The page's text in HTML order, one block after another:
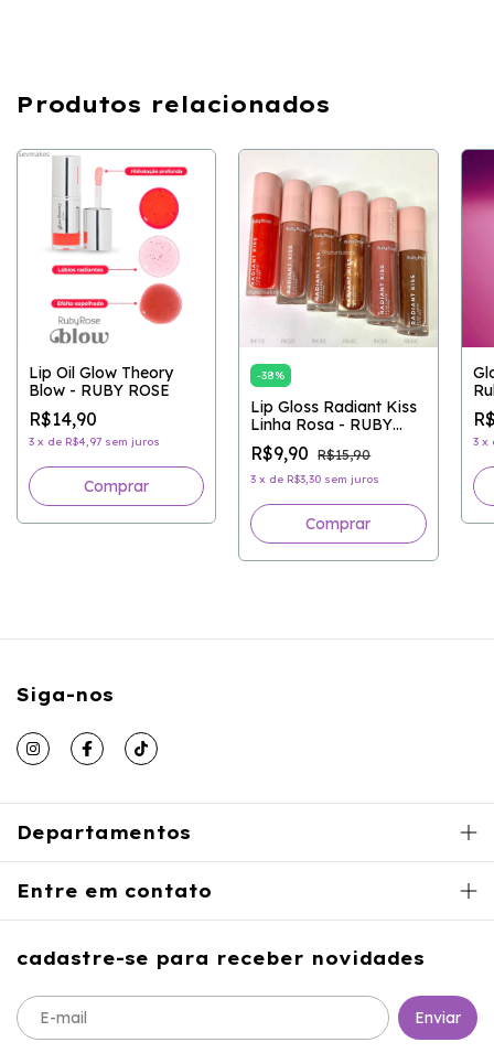
Produtos relacionados
Lip Oil Glow Theory
Blow - RUBY ROSE
R$14,90
3 x de R$4,97 sem juros
Comprar
-38%
Lip Gloss Radiant Kiss
Linha Rosa - RUBY
ROSE
R$9,90 R$15,90
3 x de R$3,30 sem juros
Comprar
3 x
Siga-nos
Departamentos
Entre em contato
cadastre-se para receber novidades